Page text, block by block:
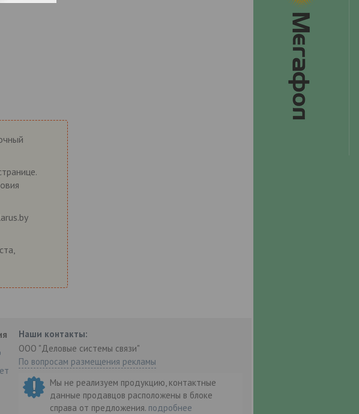
Наши контакты:
ООО "Деловые системы связи"
По вопросам размещения рекламы
Мы не реализуем продукцию, контактные
данные продавцов расположены в блоке
справа от предложения. подробнее